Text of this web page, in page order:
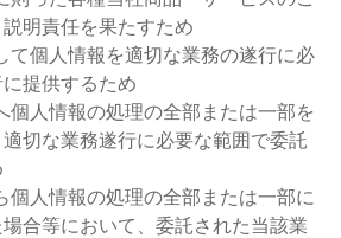
明責任を果たすため
て個人情報を適切な業務の遂行に必
提供するため
個人情報の処理の全部または一部を
切な業務遂行に必要な範囲で委託
個人情報の処理の全部または一部に
合等において、委託された当該業